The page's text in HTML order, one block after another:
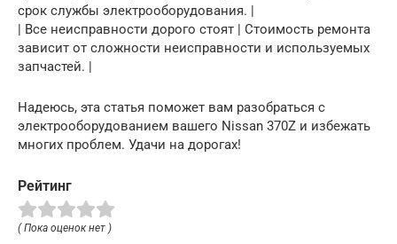
срок службы электрооборудования. |
| Все неисправности дорого стоят | Стоимость ремонта
зависит от сложности неисправности и используемых
запчастей. |
Надеюсь, эта статья поможет вам разобраться с
электрооборудованием вашего Nissan 370Z и избежать
многих проблем. Удачи на дорогах!
Рейтинг
( Пока оценок нет )